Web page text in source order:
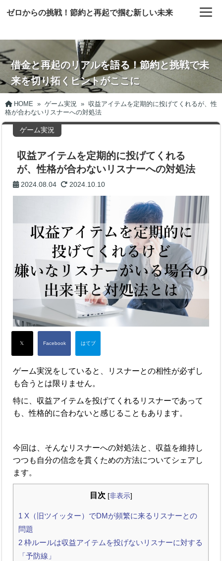
ゼロからの挑戦！節約と再起で掴む新しい未来
借金と再起のリアルを語る！節約と挑戦で未
来を切り拓くヒントがここに
HOME » ゲーム実況 » 収益アイテムを定期的に投げてくれるが、性
格が合わないリスナーへの対処法
ゲーム実況
収益アイテムを定期的に投げてくれる
が、性格が合わないリスナーへの対処法
2024.08.04 2024.10.10
ゲーム実況をしていると、リスナーとの相性が必ずし
も合うとは限りません。
特に、収益アイテムを投げてくれるリスナーであって
も、性格的に合わないと感じることもあります。
今回は、そんなリスナーへの対処法と、収益を維持し
つつも自分の信念を貫くための方法についてシェアし
ます。
目次 [非表示]
1 X（旧ツイッター）でDMが頻繁に来るリスナーとの
問題
2 枠ルールは収益アイテムを投げないリスナーに対する
「予防線」